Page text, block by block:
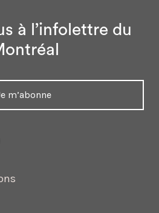
à l’infolettre du
m’abonne